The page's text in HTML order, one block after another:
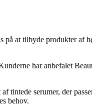
at tilbyde produkter af
har anbefalet
tintede serumer, der
behov.